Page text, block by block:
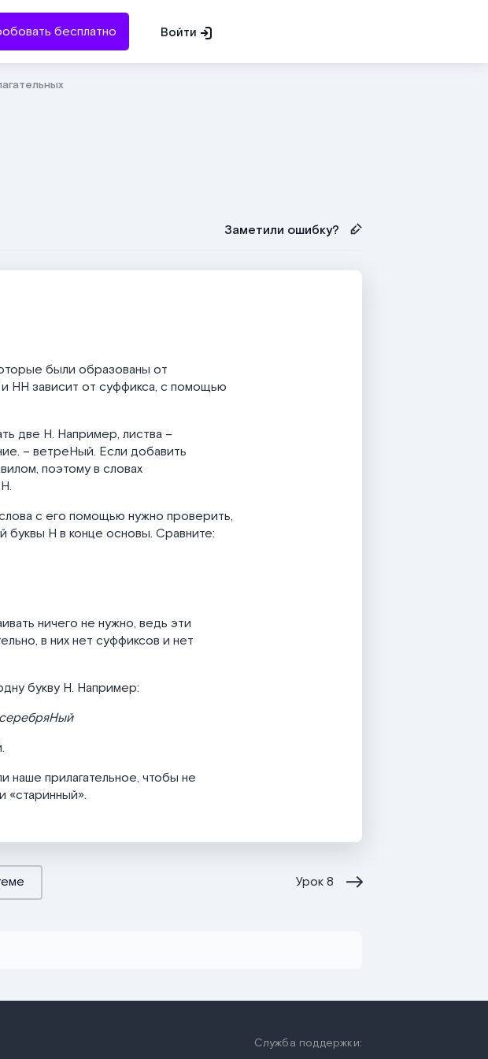
бесплатно Войти
Заметили ошибку?
были образованы от
НН зависит от суффикса, с помощью
две Н. Например, листва –
– ветреНый. Если добавить
поэтому в словах
с его помощью нужно проверить,
Н в конце основы. Сравните:
ничего не нужно, ведь эти
в них нет суффиксов и нет
букву Н. Например:
наше прилагательное, чтобы не
«старинный».
Урок8
Служба поддержки: